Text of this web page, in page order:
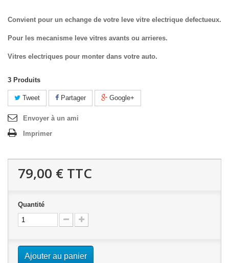
Convient pour un echange de votre leve vitre electrique defectueux.
Pour les mecanisme leve vitres avants ou arrieres.
Vitres electriques pour monter dans votre auto.
3 Produits
Tweet Partager Google+
Envoyer à un ami
Imprimer
79,00 € TTC
Quantité
Ajouter au panier